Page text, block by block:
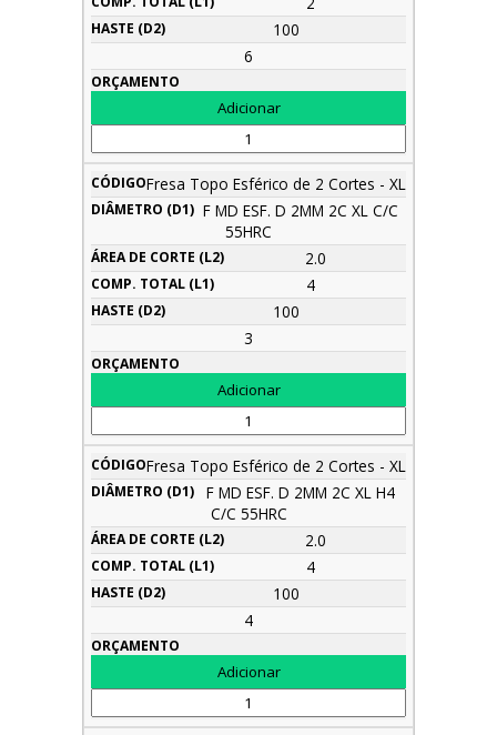
100
6
Fresa Topo Esférico de 2 Cortes - XL
F MD ESF. D 2MM 2C XL C/C
55HRC
2.0
4
100
3
Fresa Topo Esférico de 2 Cortes - XL
F MD ESF. D 2MM 2C XL H4
C/C 55HRC
2.0
4
100
4